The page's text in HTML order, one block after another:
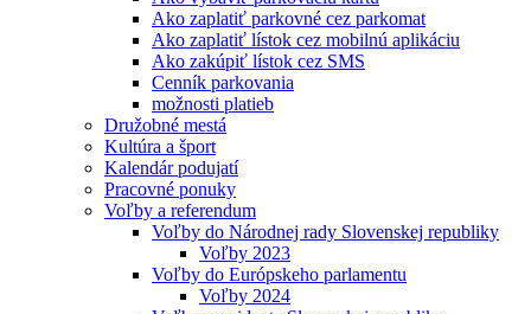
Ako zaplatiť parkovné cez parkomat
Ako zaplatiť lístok cez mobilnú aplikáciu
Ako zakúpiť lístok cez SMS
Cenník parkovania
možnosti platieb
Družobné mestá
Kultúra a šport
Kalendár podujatí
Pracovné ponuky
Voľby a referendum
Voľby do Národnej rady Slovenskej republiky
Voľby 2023
Voľby do Európskeho parlamentu
Voľby 2024